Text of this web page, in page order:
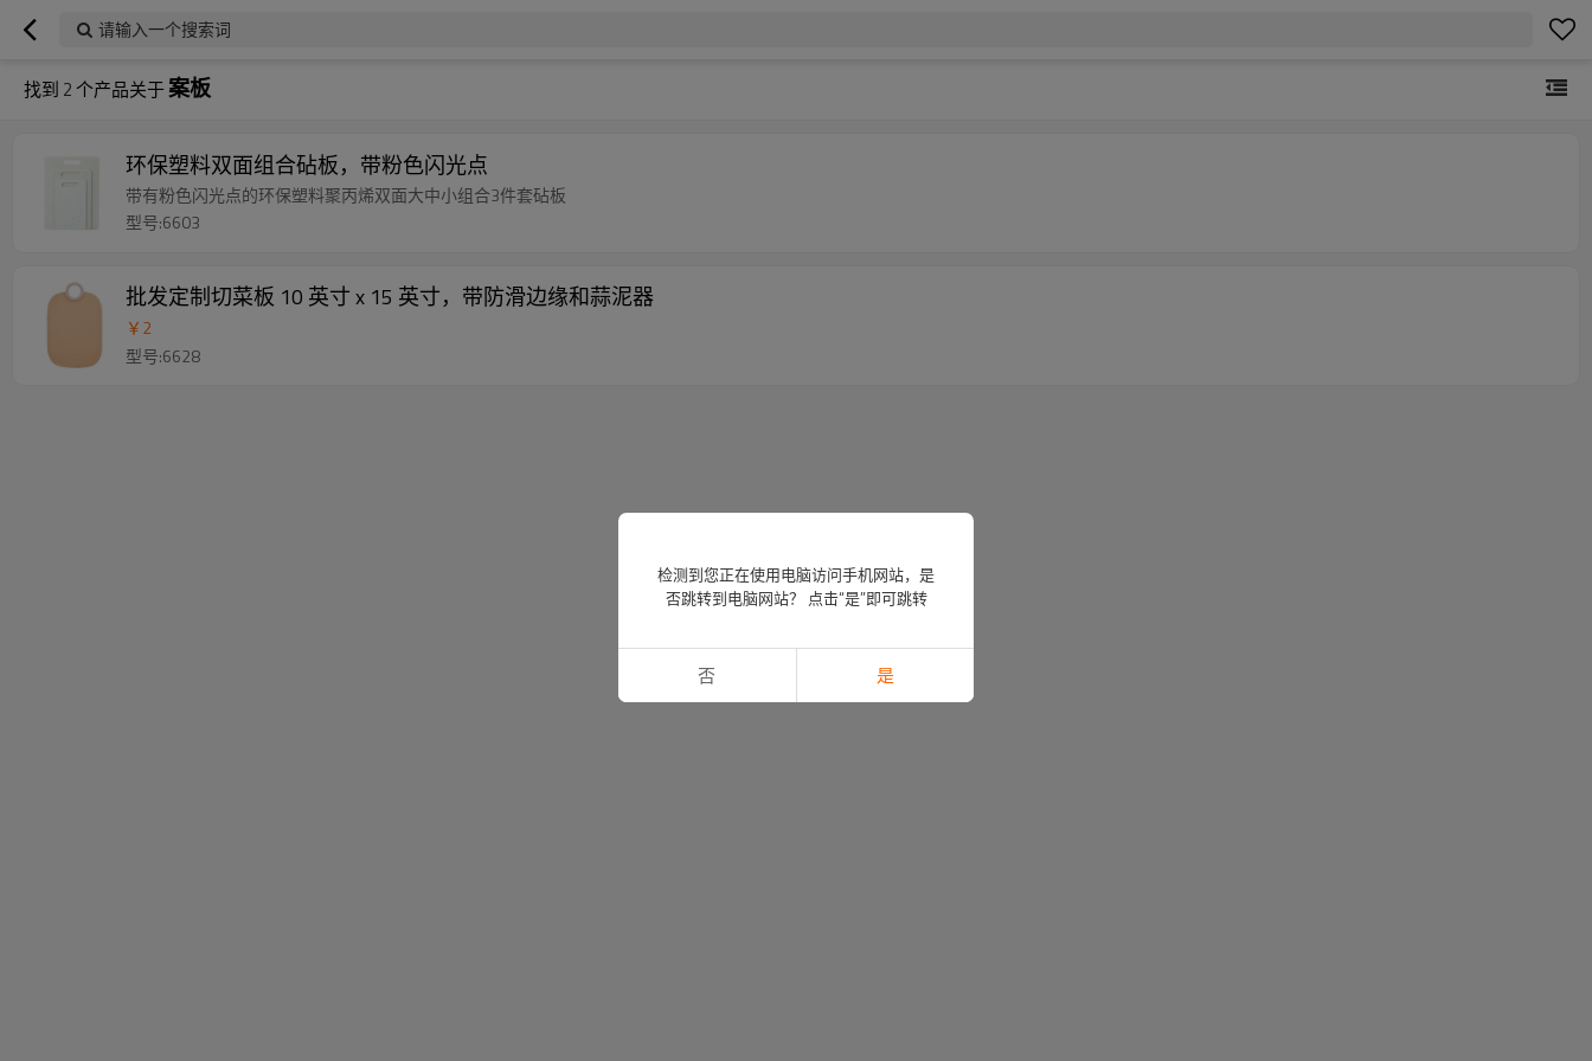
请输入一个搜索词
找到 2个产品关于案板
环保塑料双面组合砧板，带粉色闪光点
带有粉色闪光点的环保塑料聚丙烯双面大中小组合3件套砧板
型号:6603
批发定制切菜板 10 英寸 x 15 英寸，带防滑边缘和蒜泥器
￥2
型号:6628
检测到您正在使用电脑访问手机网站，是
否跳转到电脑网站？ 点击“是”即可跳转
否 是